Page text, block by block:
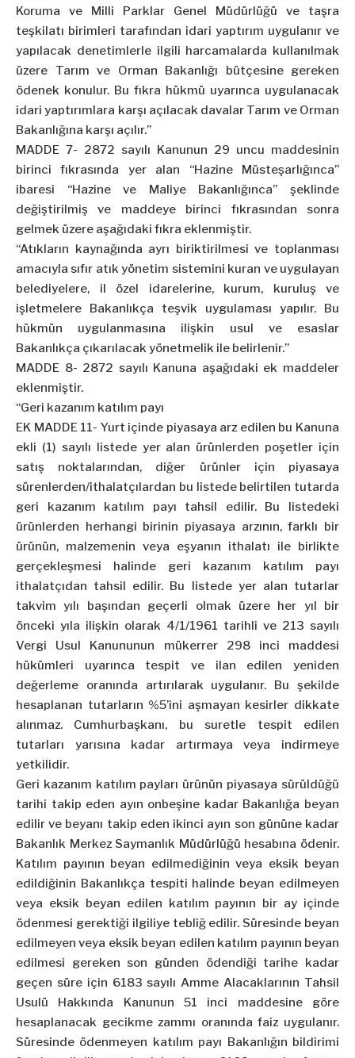
Koruma ve Milli Parklar Genel Müdürlüğü ve taşra
teşkilatı birimleri tarafından idari yaptırım uygulanır ve
yapılacak denetimlerle ilgili harcamalarda kullanılmak
üzere Tarım ve Orman Bakanlığı bütçesine gereken
ödenek konulur. Bu fıkra hükmü uyarınca uygulanacak
idari yaptırımlara karşı açılacak davalar Tarım ve Orman
Bakanlığına karşı açılır.”
MADDE 7- 2872 sayılı Kanunun 29 uncu maddesinin
birinci fıkrasında yer alan “Hazine Müsteşarlığınca”
ibaresi “Hazine ve Maliye Bakanlığınca” şeklinde
değiştirilmiş ve maddeye birinci fıkrasından sonra
gelmek üzere aşağıdaki fıkra eklenmiştir.
“Atıkların kaynağında ayrı biriktirilmesi ve toplanması
amacıyla sıfır atık yönetim sistemini kuran ve uygulayan
belediyelere, il özel idarelerine, kurum, kuruluş ve
işletmelere Bakanlıkça teşvik uygulaması yapılır. Bu
hükmün uygulanmasına ilişkin usul ve esaslar
Bakanlıkça çıkarılacak yönetmelik ile belirlenir.”
MADDE 8- 2872 sayılı Kanuna aşağıdaki ek maddeler
eklenmiştir.
“Geri kazanım katılım payı
EK MADDE 11- Yurt içinde piyasaya arz edilen bu Kanuna
ekli (1) sayılı listede yer alan ürünlerden poşetler için
satış noktalarından, diğer ürünler için piyasaya
sürenlerden/ithalatçılardan bu listede belirtilen tutarda
geri kazanım katılım payı tahsil edilir. Bu listedeki
ürünlerden herhangi birinin piyasaya arzının, farklı bir
ürünün, malzemenin veya eşyanın ithalatı ile birlikte
gerçekleşmesi halinde geri kazanım katılım payı
ithalatçıdan tahsil edilir. Bu listede yer alan tutarlar
takvim yılı başından geçerli olmak üzere her yıl bir
önceki yıla ilişkin olarak 4/1/1961 tarihli ve 213 sayılı
Vergi Usul Kanununun mükerrer 298 inci maddesi
hükümleri uyarınca tespit ve ilan edilen yeniden
değerleme oranında artırılarak uygulanır. Bu şekilde
hesaplanan tutarların %5’ini aşmayan kesirler dikkate
alınmaz. Cumhurbaşkanı, bu suretle tespit edilen
tutarları yarısına kadar artırmaya veya indirmeye
yetkilidir.
Geri kazanım katılım payları ürünün piyasaya sürüldüğü
tarihi takip eden ayın onbeşine kadar Bakanlığa beyan
edilir ve beyanı takip eden ikinci ayın son gününe kadar
Bakanlık Merkez Saymanlık Müdürlüğü hesabına ödenir.
Katılım payının beyan edilmediğinin veya eksik beyan
edildiğinin Bakanlıkça tespiti halinde beyan edilmeyen
veya eksik beyan edilen katılım payının bir ay içinde
ödenmesi gerektiği ilgiliye tebliğ edilir. Süresinde beyan
edilmeyen veya eksik beyan edilen katılım payının beyan
edilmesi gereken son günden ödendiği tarihe kadar
geçen süre için 6183 sayılı Amme Alacaklarının Tahsil
Usulü Hakkında Kanunun 51 inci maddesine göre
hesaplanacak gecikme zammı oranında faiz uygulanır.
Süresinde ödenmeyen katılım payı Bakanlığın bildirimi